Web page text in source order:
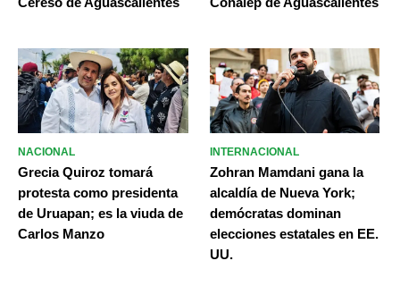
NACIONAL
Grecia Quiroz tomará
protesta como presidenta
de Uruapan; es la viuda de
Carlos Manzo
INTERNACIONAL
Zohran Mamdani gana la
alcaldía de Nueva York;
demócratas dominan
elecciones estatales en EE.
UU.